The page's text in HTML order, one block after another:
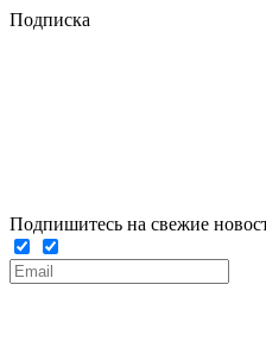
Подписка
Подпишитесь на свежие